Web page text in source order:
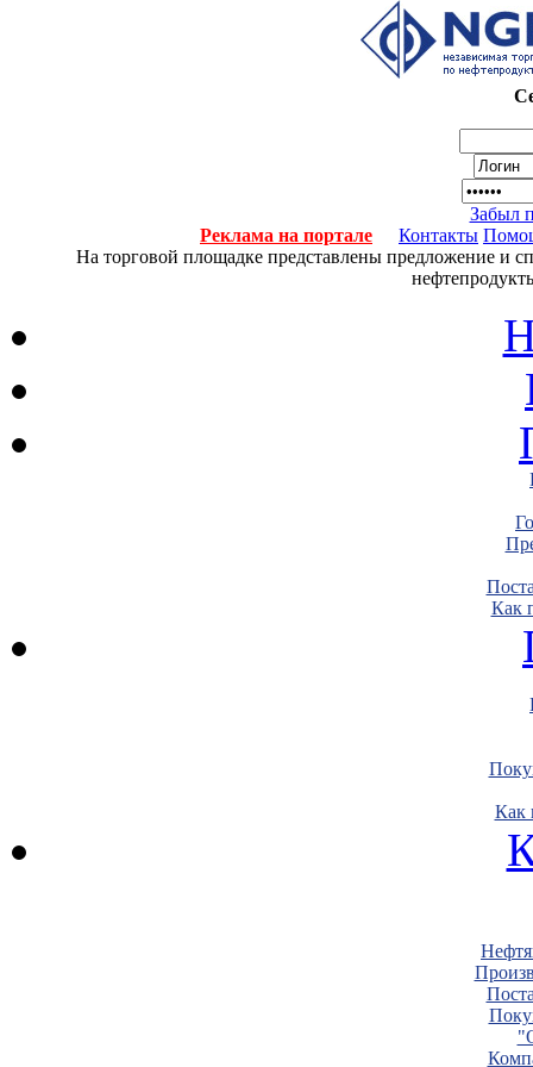
Забыл
Реклама на портале
Контакты
На торговой площадке представлены предложение и
Как
Как